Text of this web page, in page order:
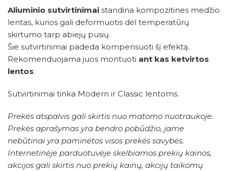
Aliuminio sutvirtinimai standina kompozitines medžio
lentas, kurios gali deformuotis dėl temperatūrų
skirtumo tarp abiejų pusių.
Šie sutvirtinimai padeda kompensuoti šį efektą.
Rekomenduojama juos montuoti ant kas ketvirtos
lentos.
Sutvirtinimai tinka Modern ir Classic lentoms.
Prekės atspalvis gali skirtis nuo matomo nuotraukoje.
Prekės aprašymas yra bendro pobūdžio, jame
nebūtinai yra paminėtos visos prekės savybės.
Internetinėje parduotuvėje skelbiamos prekių kainos,
akcijos gali skirtis nuo prekių kainų, akcijų taikomų